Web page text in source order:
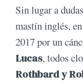
Sin lugar a
mastín inglés,
2017 por un
Lucas, todos
Rothbard y